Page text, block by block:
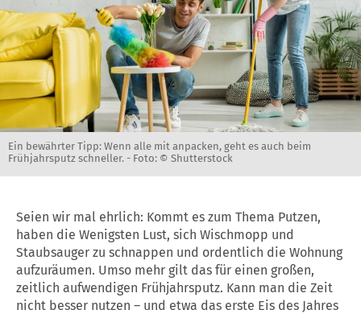
Ein bewährter Tipp: Wenn alle mit anpacken, geht es auch beim
Frühjahrsputz schneller. - Foto: © Shutterstock
Seien wir mal ehrlich: Kommt es zum Thema Putzen,
haben die Wenigsten Lust, sich Wischmopp und
Staubsauger zu schnappen und ordentlich die Wohnung
aufzuräumen. Umso mehr gilt das für einen großen,
zeitlich aufwendigen Frühjahrsputz. Kann man die Zeit
nicht besser nutzen – und etwa das erste Eis des Jahres